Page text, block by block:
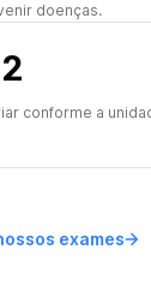
doenças.
conforme a
exames